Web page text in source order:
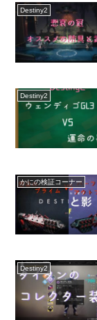
Destiny2
Destiny2
かにの検証コーナー
Destiny2